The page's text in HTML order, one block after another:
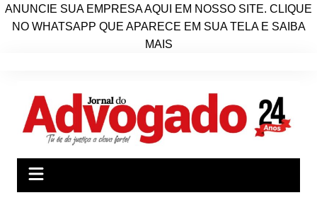
ANUNCIE SUA EMPRESA AQUI EM NOSSO SITE. CLIQUE
NO WHATSAPP QUE APARECE EM SUA TELA E SAIBA
MAIS
conteúdo